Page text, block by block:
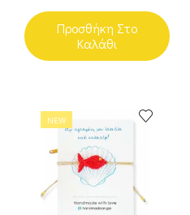
Προσθήκη Στο
Καλάθι
NEW